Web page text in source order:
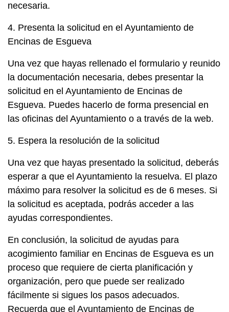
necesaria.
4. Presenta la solicitud en el Ayuntamiento de
Encinas de Esgueva
Una vez que hayas rellenado el formulario y reunido
la documentación necesaria, debes presentar la
solicitud en el Ayuntamiento de Encinas de
Esgueva. Puedes hacerlo de forma presencial en
las oficinas del Ayuntamiento o a través de la web.
5. Espera la resolución de la solicitud
Una vez que hayas presentado la solicitud, deberás
esperar a que el Ayuntamiento la resuelva. El plazo
máximo para resolver la solicitud es de 6 meses. Si
la solicitud es aceptada, podrás acceder a las
ayudas correspondientes.
En conclusión, la solicitud de ayudas para
acogimiento familiar en Encinas de Esgueva es un
proceso que requiere de cierta planificación y
organización, pero que puede ser realizado
fácilmente si sigues los pasos adecuados.
Recuerda que el Ayuntamiento de Encinas de